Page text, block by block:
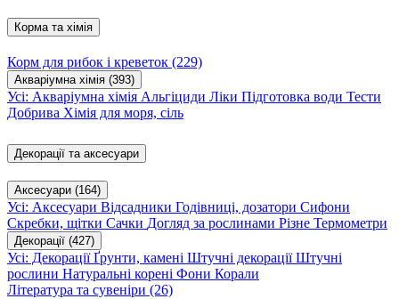
Корма та хімія
Корм для рибок і креветок (229)
Акваріумна хімія (393)
Усі: Акваріумна хімія Альгіциди Ліки Підготовка води Тести
Добрива Хімія для моря, сіль
Декорації та аксесуари
Аксесуари (164)
Усі: Аксесуари Відсадники Годівниці, дозатори Сифони
Скребки, щітки Сачки Догляд за рослинами Різне Термометри
Декорації (427)
Усі: ДекораціїҐрунти, камені Штучні декораціїШтучні
рослини Натуральні корені Фони Корали
Література та сувеніри (26)